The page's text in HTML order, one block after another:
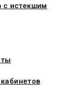
с истекшим